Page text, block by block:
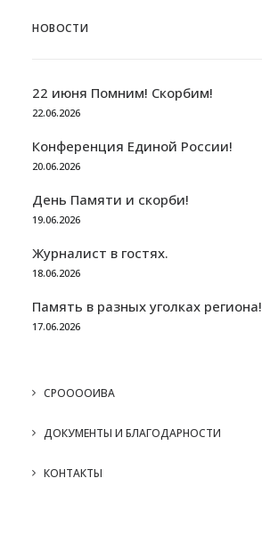
НОВОСТИ
22 июня Помним! Скорбим!
22.06.2026
Конференция Единой России!
20.06.2026
День Памяти и скорби!
19.06.2026
Журналист в гостях.
18.06.2026
Память в разных уголках региона!
17.06.2026
СРООООИВА
ДОКУМЕНТЫ И БЛАГОДАРНОСТИ
КОНТАКТЫ